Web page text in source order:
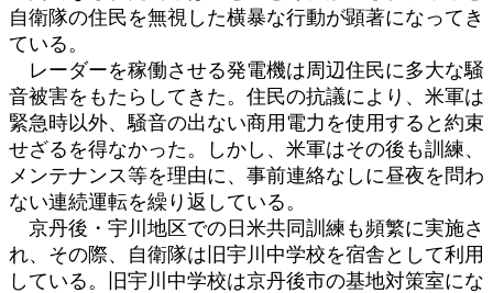
自衛隊の住民を無視した横暴な行動が顕著になってき
ている。
レーダーを稼働させる発電機は周辺住民に多大な騒
音被害をもたらしてきた。住民の抗議により、米軍は
緊急時以外、騒音の出ない商用電力を使用すると約束
せざるを得なかった。しかし、米軍はその後も訓練、
メンテナンス等を理由に、事前連絡なしに昼夜を問わ
ない連続運転を繰り返している。
京丹後・宇川地区での日米共同訓練も頻繁に実施さ
れ、その際、自衛隊は旧宇川中学校を宿舎として利用
している。旧宇川中学校は京丹後市の基地対策室にな